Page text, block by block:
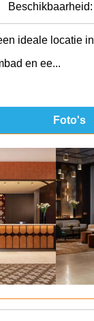
Beschikbaarheid:
ideale locatie
en ee...
Foto's